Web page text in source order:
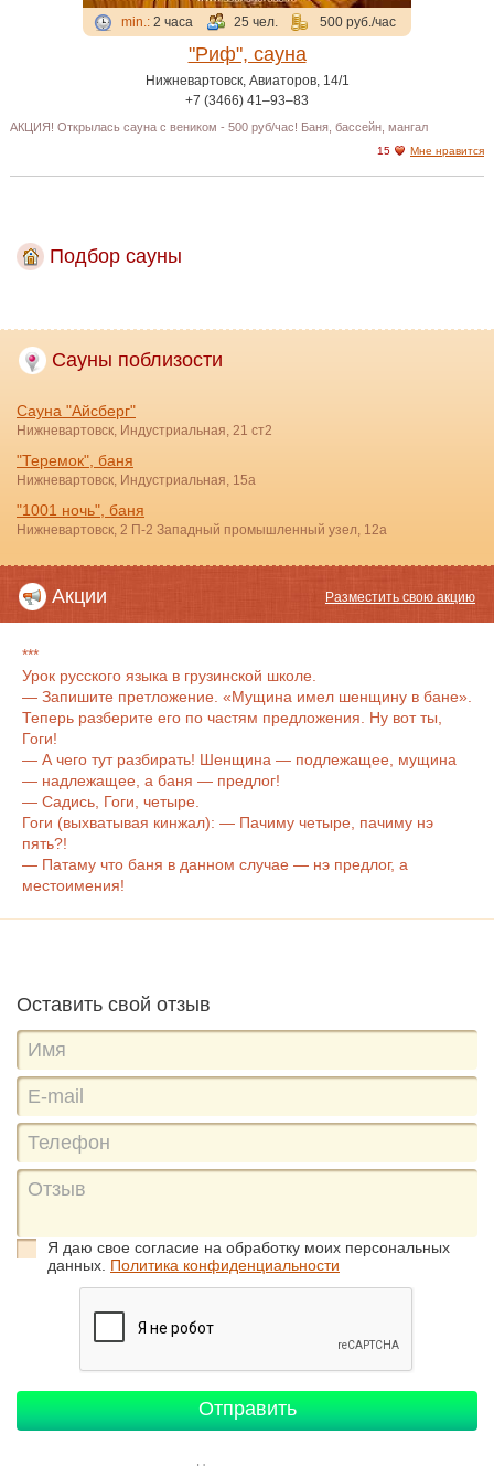
min.: 2 часа 25 чел. 500 руб./час
"Риф", сауна
Нижневартовск, Авиаторов, 14/1
+7 (3466) 41‒93‒83
АКЦИЯ! Открылась сауна с веником - 500 руб/час! Баня, бассейн, мангал
15 Мне нравится
Подбор сауны
Сауны поблизости
Сауна "Айсберг"
Нижневартовск, Индустриальная, 21 ст2
"Теремок", баня
Нижневартовск, Индустриальная, 15а
"1001 ночь", баня
Нижневартовск, 2 П-2 Западный промышленный узел, 12а
Акции Разместить свою акцию
***
Урок русского языка в грузинской школе.
— Запишите претложение. «Мущина имел шенщину в бане».
Теперь разберите его по частям предложения. Ну вот ты,
Гоги!
— А чего тут разбирать! Шенщина — подлежащее, мущина
— надлежащее, а баня — предлог!
— Садись, Гоги, четыре.
Гоги (выхватывая кинжал): — Пачиму четыре, пачиму нэ
пять?!
— Патаму что баня в данном случае — нэ предлог, а
местоимения!
Оставить свой отзыв
Я даю свое согласие на обработку моих персональных
данных. Политика конфиденциальности